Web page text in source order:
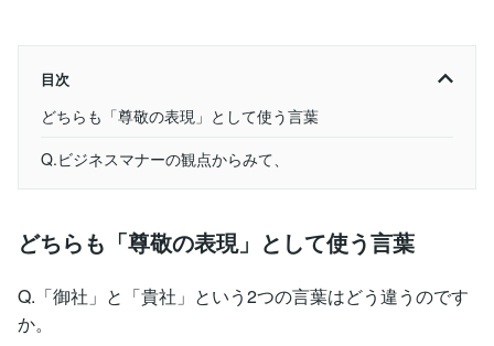
目次
どちらも「尊敬の表現」として使う言葉
Q.ビジネスマナーの観点からみて、
どちらも「尊敬の表現」として使う言葉
Q.「御社」と「貴社」という2つの言葉はどう違うのです
か。